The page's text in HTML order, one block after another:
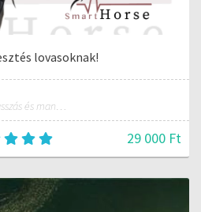
lovasoknak!
Dobos Áron - FEI ló masszás és manuálterapeuta
29 000 Ft